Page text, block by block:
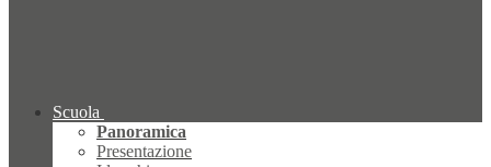
Scuola
Panoramica
Presentazione